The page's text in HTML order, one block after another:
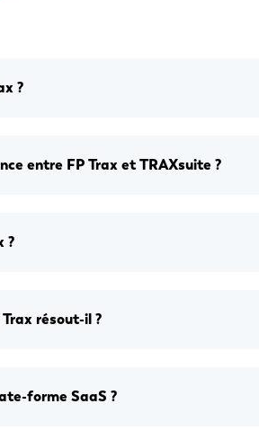
?
entre FP Trax et TRAXsuite ?
?
résout-il ?
forme SaaS ?